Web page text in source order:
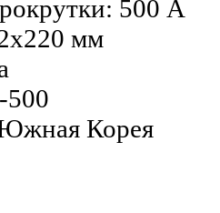
500 А
мм
500
Корея